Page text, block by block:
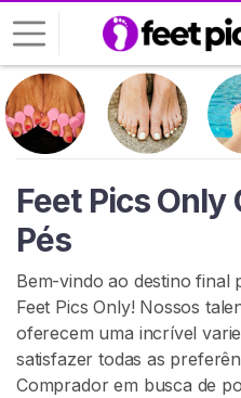
Feet Pics Only
Pés
Bem-vindo ao destino final
Feet Pics Only! Nossos
oferecem uma incrível
satisfazer todas as
Comprador em busca de
E
n
a
r
I
N
S
C
R
E